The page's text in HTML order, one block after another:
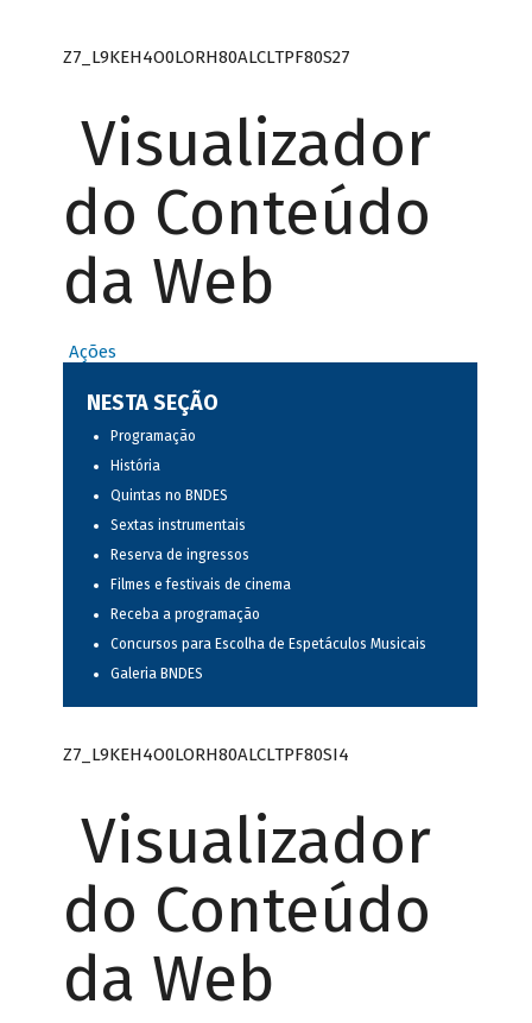
Z7_L9KEH4O0LORH80ALCLTPF80S27
Visualizador
do Conteúdo
da Web
Ações
NESTA SEÇÃO
Programação
História
Quintas no BNDES
Sextas instrumentais
Reserva de ingressos
Filmes e festivais de cinema
Receba a programação
Concursos para Escolha de Espetáculos Musicais
Galeria BNDES
Z7_L9KEH4O0LORH80ALCLTPF80SI4
Visualizador
do Conteúdo
da Web